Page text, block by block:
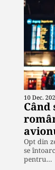
10 Dec.
Opt din
se
pentru…